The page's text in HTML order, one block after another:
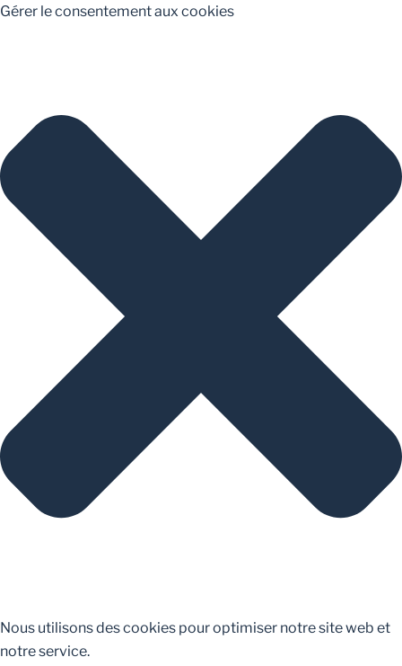
Gérer le consentement aux cookies
Nous utilisons des cookies pour optimiser notre site web et
notre service.